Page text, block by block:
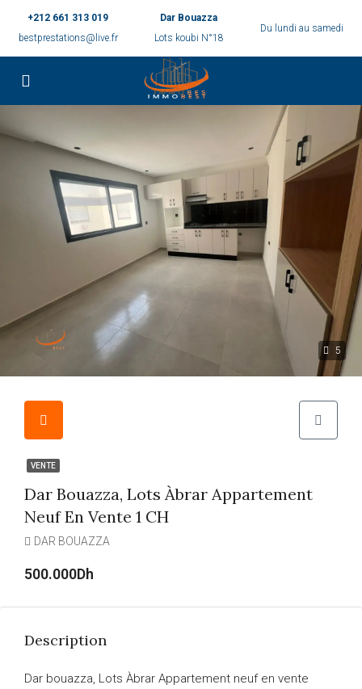
+212 661 313 019
bestprestations@live.fr
Dar Bouazza
Lots koubi N°18
Du lundi au samedi
5
VENTE
Dar Bouazza, Lots Àbrar Appartement
Neuf En Vente 1 CH
DAR BOUAZZA
500.000Dh
Description
Dar bouazza, Lots Àbrar Appartement neuf en vente